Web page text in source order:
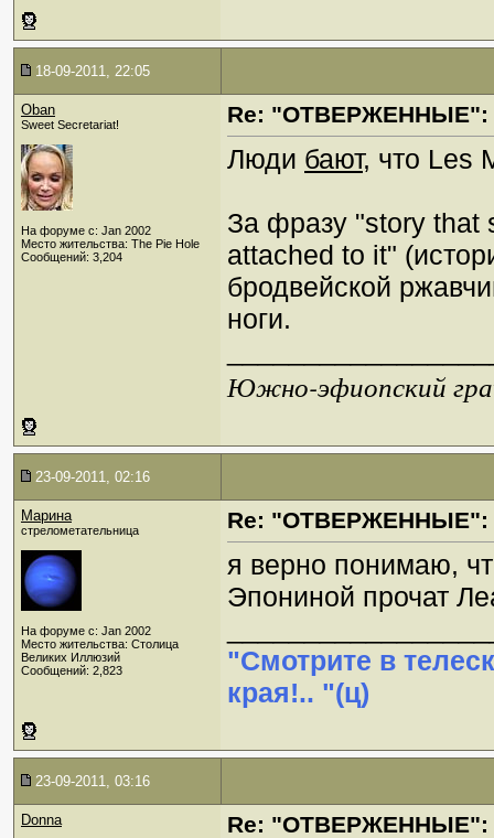
18-09-2011, 22:05
Oban
Sweet Secretariat!
На форуме с: Jan 2002
Место жительства: The Pie Hole
Сообщений: 3,204
Re: "ОТВЕРЖЕННЫЕ":
Люди бают, что Les
За фразу "story that
attached to it"
бродвейской
ноги.
Южно-эфиопский
23-09-2011, 02:16
Марина
стрелометательница
На форуме с: Jan 2002
Место жительства: Столица
Великих Иллюзий
Сообщений: 2,823
Re: "ОТВЕРЖЕННЫЕ":
я верно понимаю,
Эпониной прочат
"Смотрите в
края!.. "(ц)
23-09-2011, 03:16
Donna Re: "ОТВЕРЖЕННЫЕ":